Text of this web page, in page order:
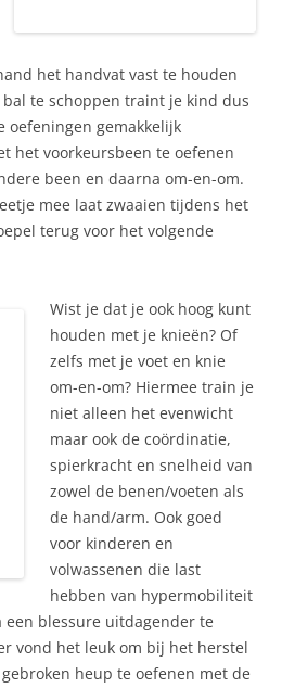
het handvat vast te houden
te schoppen traint je kind dus
oefeningen gemakkelijk
het voorkeursbeen te oefenen
been en daarna om-en-om.
mee laat zwaaien tijdens het
terug voor het volgende
Wist je dat je ook hoog kunt
houden met je knieën? Of
zelfs met je voet en knie
om-en-om? Hiermee train je
niet alleen het evenwicht
maar ook de coördinatie,
spierkracht en snelheid van
zowel de benen/voeten als
de hand/arm. Ook goed
voor kinderen en
volwassenen die last
hebben van hypermobiliteit
blessure uitdagender te
vond het leuk om bij het herstel
heup te oefenen met de